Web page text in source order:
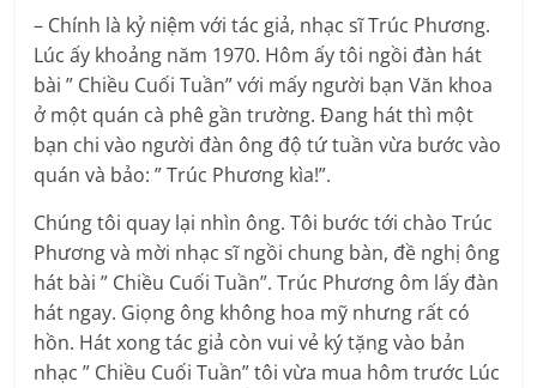
– Chính là kỷ niệm với tác giả, nhạc sĩ Trúc Phương.
Lúc ấy khoảng năm 1970. Hôm ấy tôi ngồi đàn hát
bài ” Chiều Cuối Tuần” với mấy người bạn Văn khoa
ở một quán cà phê gần trường. Đang hát thì một
bạn chi vào người đàn ông độ tứ tuần vừa bước vào
quán và bảo: ” Trúc Phương kìa!”.
Chúng tôi quay lại nhìn ông. Tôi bước tới chào Trúc
Phương và mời nhạc sĩ ngồi chung bàn, đề nghị ông
hát bài ” Chiều Cuối Tuần”. Trúc Phương ôm lấy đàn
hát ngay. Giọng ông không hoa mỹ nhưng rất có
hồn. Hát xong tác giả còn vui vẻ ký tặng vào bản
nhạc ” Chiều Cuối Tuần” tôi vừa mua hôm trước Lúc